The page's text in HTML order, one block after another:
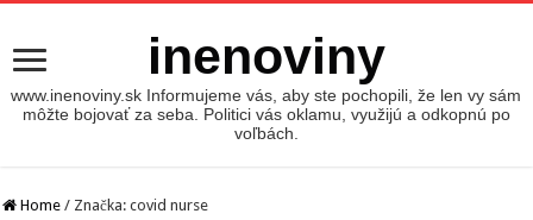
inenoviny
www.inenoviny.sk Informujeme vás, aby ste pochopili, že len vy sám
môžte bojovať za seba. Politici vás oklamu, využijú a odkopnú po
voľbách.
Home / Značka:covid nurse